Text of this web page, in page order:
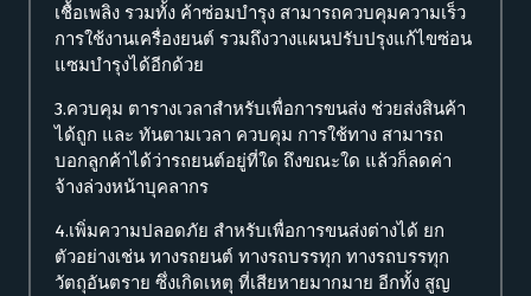
เชื้อเพลิง รวมทั้ง ค้าซ่อมบำรุง สามารถควบคุมความเร็ว
การใช้งานเครื่องยนต์ รวมถึงวางแผนปรับปรุงแก้ไขซ่อน
แซมบำรุงได้อีกด้วย
3.ควบคุม ตารางเวลาสำหรับเพื่อการขนส่ง ช่วยส่งสินค้า
ได้ถูก และ ทันตามเวลา ควบคุม การใช้ทาง สามารถ
บอกลูกค้าได้ว่ารถยนต์อยู่ที่ใด ถึงขณะใด แล้วก็ลดค่า
จ้างล่วงหน้าบุคลากร
4.เพิ่มความปลอดภัย สำหรับเพื่อการขนส่งต่างได้ ยก
ตัวอย่างเช่น ทางรถยนต์ ทางรถบรรทุก ทางรถบรรทุก
วัตถุอันตราย ซึ่งเกิดเหตุ ที่เสียหายมากมาย อีกทั้ง สูญ